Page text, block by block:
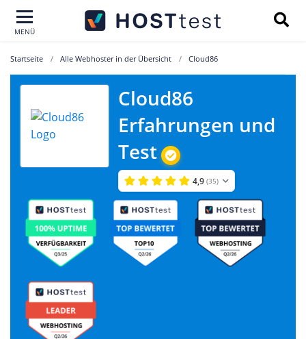
MENÜ
Startseite Alle Webhoster in der Übersicht Cloud86
Cloud86
Erfahrungen und
Test
4,9 (35)